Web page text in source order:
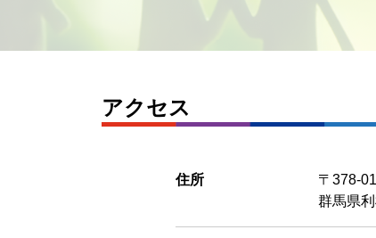
アクセス
住所
〒378-
群馬県